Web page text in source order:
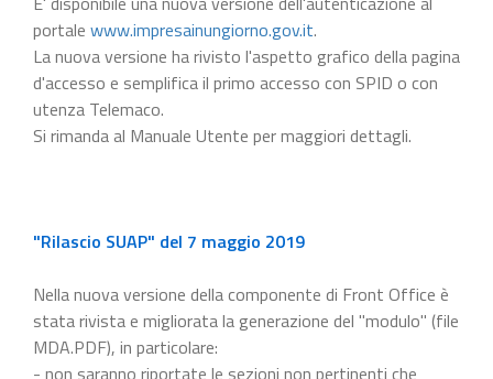
portale www.impresainungiorno.gov.it.
La nuova versione ha rivisto l'aspetto grafico della pagina
d'accesso e semplifica il primo accesso con SPID o con
utenza Telemaco.
Si rimanda al Manuale Utente per maggiori dettagli.
"Rilascio SUAP" del 7 maggio 2019
Nella nuova versione della componente di Front Office è
stata rivista e migliorata la generazione del "modulo" (file
MDA.PDF), in particolare:
- non saranno riportate le sezioni non pertinenti che